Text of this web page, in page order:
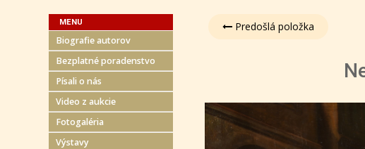
MENU
Biografie autorov
Bezplatné poradenstvo
Písali o nás
Video z aukcie
Fotogaléria
Výstavy
Predošlá položka